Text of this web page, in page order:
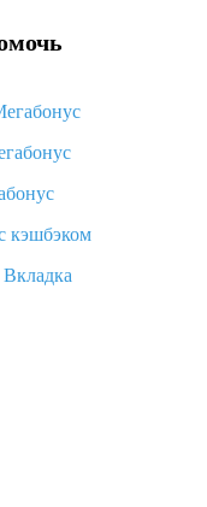
ввести паспортные
с Алиэкспресс
вернут деньги?
их получить и
за метод доставки и
с Алиэкспресс
кэшбэком